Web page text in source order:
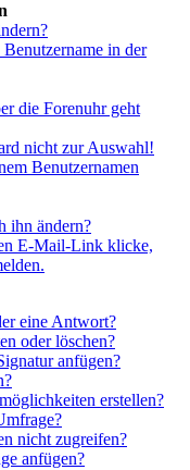
in der
die Forenuhr geht
nicht zur Auswahl!
Benutzernamen
ihn ändern?
E-Mail-Link klicke,
eine Antwort?
oder löschen?
anfügen?
erstellen?
nicht zugreifen?
anfügen?